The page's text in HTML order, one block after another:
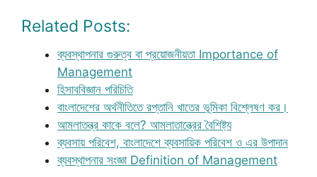
Related Posts:
ব্যবস্থাপনার গুরুত্ব বা প্রয়োজনীয়তা Importance of
Management
হিসাববিজ্ঞান পরিচিতি
বাংলাদেশের অর্থনীতিতে রপ্তানি খাতের ভূমিকা বিশ্লেষণ কর।
আমলাতন্ত্র কাকে বলে? আমলাতান্ত্রের বৈশিষ্ট্য
ব্যবসায় পরিবেশ, বাংলাদেশে ব্যবসায়িক পরিবেশ ও এর উপাদান
ব্যবস্থাপনার সংজ্ঞা Definition of Management